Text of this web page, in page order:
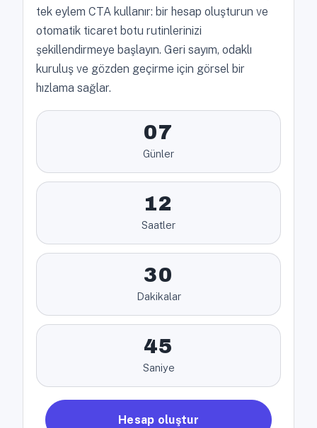
tek eylem CTA kullanır: bir hesap oluşturun ve
otomatik ticaret botu rutinlerinizi
şekillendirmeye başlayın. Geri sayım, odaklı
kuruluş ve gözden geçirme için görsel bir
hızlama sağlar.
07
Günler
12
Saatler
30
Dakikalar
45
Saniye
Hesap oluştur